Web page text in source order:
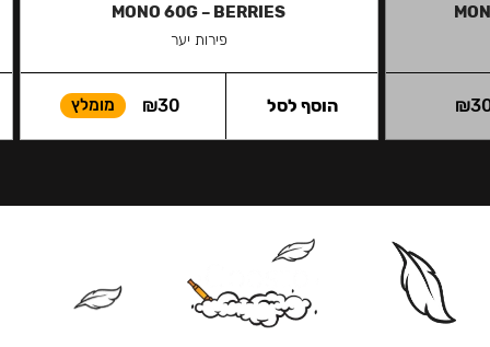
₪
MONO 60G – BERRIES
פירות יער
₪30 מומלץ הוסף לסל